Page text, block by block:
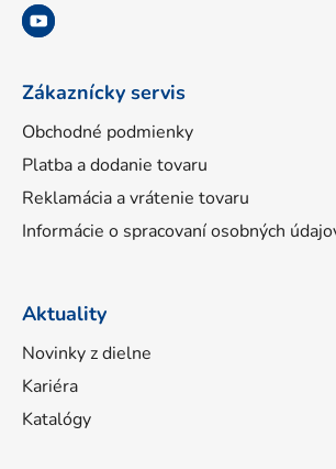
Zákaznícky servis
Obchodné podmienky
Platba a dodanie tovaru
Reklamácia a vrátenie tovaru
Informácie o spracovaní osobných
Aktuality
Novinky z dielne
Kariéra
Katalógy